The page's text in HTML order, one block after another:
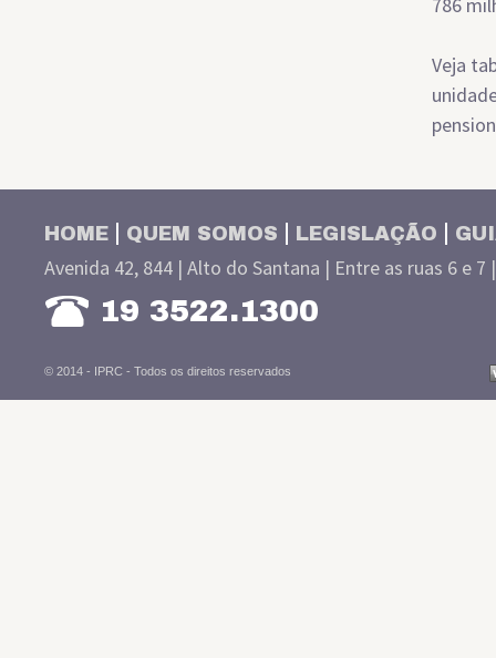
Veja
HOME QUEM SOMOS LEGISLAÇÃO
Avenida 42, 844 | Alto do Santana | Entre as ruas 6 e 7
19 3522.1300
© 2014 - IPRC - Todos os direitos reservados